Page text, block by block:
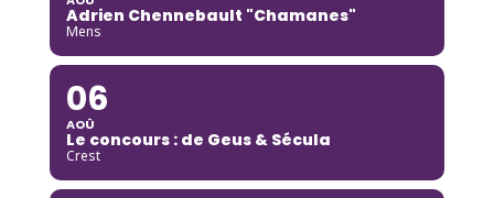
Adrien Chennebault "Chamanes"
Mens
06
AOÛ
Le concours : de Geus & Sécula
Crest